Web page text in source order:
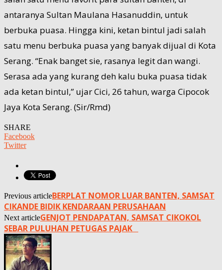
antaranya Sultan Maulana Hasanuddin, untuk
berbuka puasa. Hingga kini, ketan bintul jadi salah
satu menu berbuka puasa yang banyak dijual di Kota
Serang. “Enak banget sie, rasanya legit dan wangi.
Serasa ada yang kurang deh kalu buka puasa tidak
ada ketan bintul,” ujar Cici, 26 tahun, warga Cipocok
Jaya Kota Serang. (Sir/Rmd)
SHARE
Facebook
Twitter
Previous articleBERPLAT NOMOR LUAR BANTEN, SAMSAT
CIKANDE BIDIK KENDARAAN PERUSAHAAN
Next articleGENJOT PENDAPATAN, SAMSAT CIKOKOL
SEBAR PULUHAN PETUGAS PAJAK